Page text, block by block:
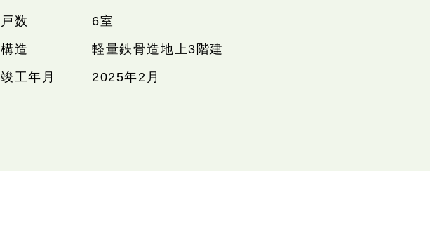
戸数
6室
構造
軽量鉄骨造地上3階建
竣工年月
2025年2月